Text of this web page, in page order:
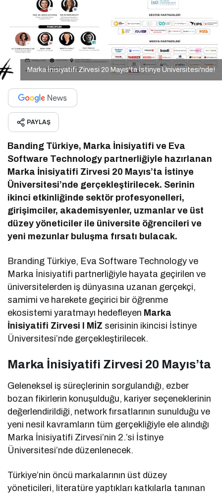
Marka İnisiyatifi Zirvesi 20 Mayıs'ta İstinye Üniversitesi'nde!
PAYLAŞ
Banding Türkiye, Marka İnisiyatifi ve Eva
Software Technology partnerliğiyle hazırlanan
Marka İnisiyatifi Zirvesi 20 Mayıs’ta İstinye
Üniversitesi’nde gerçekleştirilecek. Serinin
ikinci etkinliğinde sektör profesyonelleri,
girişimciler, akademisyenler, uzmanlar ve üst
düzey yöneticiler ile üniversite öğrencileri ve
yeni mezunlar buluşma fırsatı bulacak.
Branding Türkiye, Eva Software Technology ve
Marka İnisiyatifi partnerliğiyle hayata geçirilen ve
üniversitelerden iş dünyasına uzanan gerçekçi,
samimi ve harekete geçirici bir öğrenme
ekosistemi yaratmayı hedefleyen Marka
İnisiyatifi Zirvesi I MİZ serisinin ikincisi İstinye
Üniversitesi’nde gerçekleştirilecek.
Marka İnisiyatifi Zirvesi 20 Mayıs’ta
Geleneksel iş süreçlerinin sorgulandığı, ezber
bozan fikirlerin konuşulduğu, kariyer seçeneklerinin
değerlendirildiği, network fırsatlarının sunulduğu ve
yeni nesil kavramların tüm gerçekliğiyle ele alındığı
Marka İnisiyatifi Zirvesi’nin 2.’si İstinye
Üniversitesi’nde düzenlenecek.
Türkiye’nin öncü markalarının üst düzey
yöneticileri, literatüre yaptıkları katkılarla tanınan